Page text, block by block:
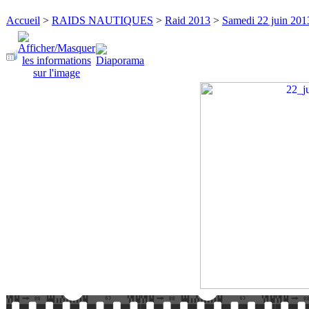
Accueil > RAIDS NAUTIQUES > Raid 2013 > Samedi 22 juin